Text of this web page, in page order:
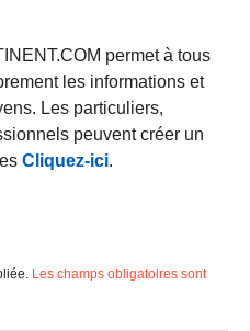
permet à tous
les informations et
Les particuliers,
peuvent créer un
Cliquez-ici.
Les champs obligatoires sont